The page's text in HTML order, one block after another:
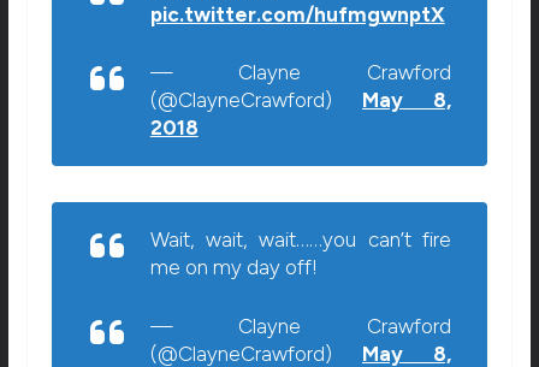
pic.twitter.com/hufmgwnptX
— Clayne Crawford
(@ClayneCrawford) May 8,
2018
Wait, wait, wait……you can’t fire
me on my day off!
— Clayne Crawford
(@ClayneCrawford) May 8,